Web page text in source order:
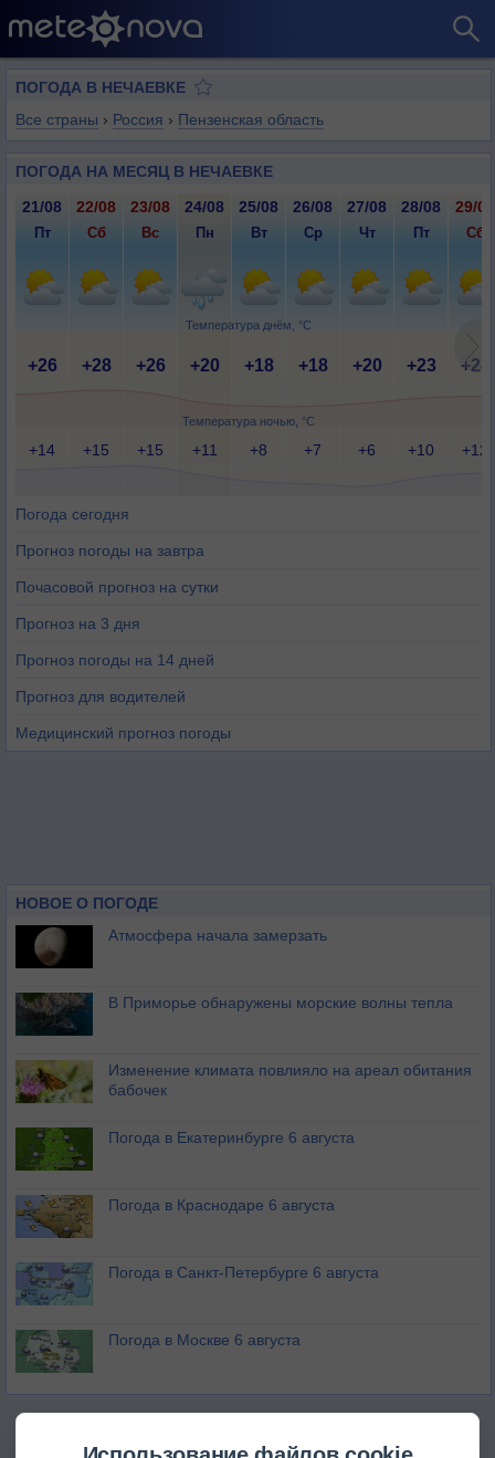
ПОГОДА В НЕЧАЕВКЕ
Все страны › Россия › Пензенская область
ПОГОДА НА МЕСЯЦ В НЕЧАЕВКЕ
Температура днём, °C
Температура ночью, °C
21/08 22/08 23/08 24/08 25/08 26/08 27/08 28/08 29/08
Пт Сб Вс Пн Вт Ср Чт Пт Сб
+26 +28 +26 +20 +18 +18 +20 +23 +24
+14 +15 +15 +11 +8 +7 +6 +10 +12
Погода сегодня
Прогноз погоды на завтра
Почасовой прогноз на сутки
Прогноз на 3 дня
Прогноз погоды на 14 дней
Прогноз для водителей
Медицинский прогноз погоды
НОВОЕ О ПОГОДЕ
Атмосфера начала замерзать
В Приморье обнаружены морские волны тепла
Изменение климата повлияло на ареал обитания
бабочек
Погода в Екатеринбурге 6 августа
Погода в Краснодаре 6 августа
Погода в Санкт-Петербурге 6 августа
Погода в Москве 6 августа